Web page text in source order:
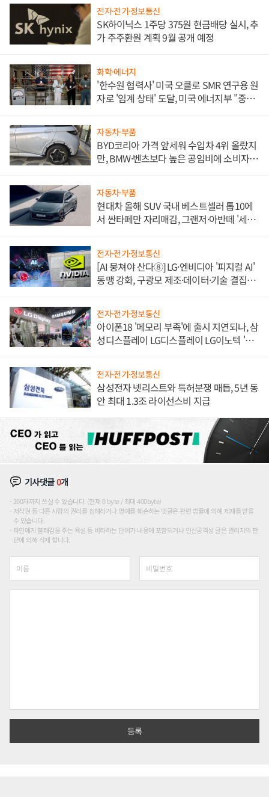
전자·전기·정보통신
SK하이닉스 1주당 375원 현금배당 실시, 추
가 주주환원 계획 9월 공개 예정
화학·에너지
'한수원 협력사' 미국 오클로 SMR 연구용 원
자로 '임계 상태' 도달, 미국 에너지부 "중요
자동차·부품
BYD코리아 가격 앞세워 수입차 4위 올랐지
만, BMW·벤츠보다 높은 공임비에 소비자
자동차·부품
현대차 올해 SUV 국내 베스트셀러 톱10에
서 싼타페만 자리매김, 그랜저·아반떼 '세단
전자·전기·정보통신
[AI 뭉쳐야 산다⑧] LG·엔비디아 '피지컬 AI'
동맹 강화, 구광모 제조·데이터·기술 결집
전자·전기·정보통신
아이폰18 '메모리 부족'에 출시 지연되나, 삼
성디스플레이 LG디스플레이 LG이노텍 '탈
전자·전기·정보통신
삼성전자 넷리스트와 특허분쟁 매듭, 5년 동
안 최대 1.3조 라이선스비 지급
기사댓글0개
200자까지 쓰실 수 있습니다. (현재 0 byte / 최대 400byte)
저작권 등 다른 사람의 권리를 침해하거나 명예를 훼손하는 댓글은 관련 법률에 의해 제재를 받을
수 있습니다.
타인에게 불쾌감을 주는 욕설 등 비하하는 단어가 내용에 포함되거나 인신공격성 글은 관리자의 판
단에 의해 삭제 합니다.